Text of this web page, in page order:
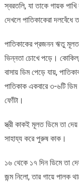
স্বরতলি, যা তাকে গায়ক
দেখলে পাতিকাকেরা দলবেঁধে
পাতিকাকের প্রজনন ঋতু
ভিন্নতা চোখে পড়ে। কোকিল,
বাসায় ডিম পেড়ে যায়,
পাতিকাক একবারে ৩-৬টি
ফোঁটা।
স্ত্রী কাকই মূলত ডিমে তা
সাহায্য করে পুরুষ কাক।
১৬ থেকে ১৭ দিন ডিমে তা
জন্ম নিলো, তার গায়ে পালক